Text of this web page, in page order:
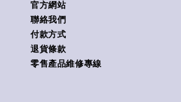
官方網站
聯絡我們
付款方式
退貨條款
零售產品維修專線